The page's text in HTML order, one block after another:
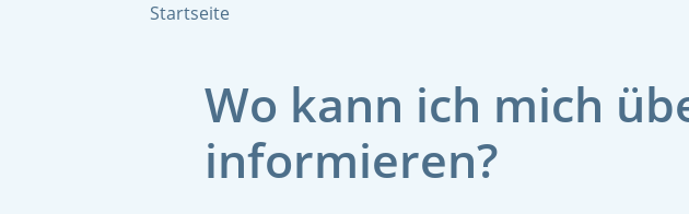
Startseite
Wo kann ich mich
informieren?